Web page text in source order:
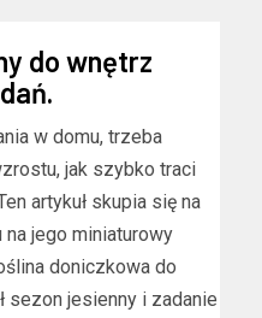
do wnętrz
w domu, trzeba
jak szybko traci
artykuł skupia się na
jego miniaturowy
doniczkowa do
sezon jesienny i zadanie